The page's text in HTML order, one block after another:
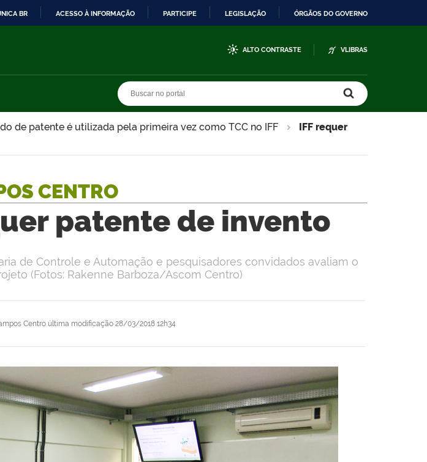
BR ACESSO À INFORMAÇÃO PARTICIPE LEGISLAÇÃO ÓRGÃOS DO GOVERNO
ALTO CONTRASTE VLIBRAS
de patente é utilizada pela primeira vez como TCC no IFF
IFF requer
CENTRO
patente de invento
Centro última modificação 28/03/2018 12h34
de Controle e Automação e pesquisadores convidados avaliam o
(Fotos: Rakenne Barboza/Ascom Centro)